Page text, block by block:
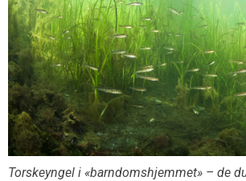
Torskeyngel i «barndomshjemmet» – de